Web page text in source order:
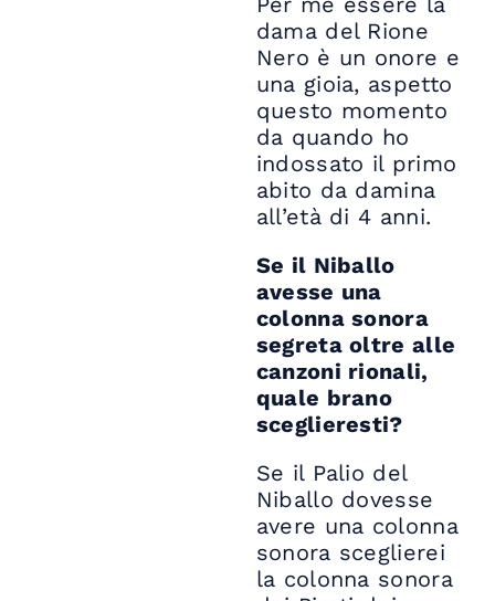
dama del Rione
Nero è un onore e
una gioia, aspetto
questo momento
da quando ho
indossato il primo
abito da damina
all’età di 4 anni.
Se il Niballo
avesse una
colonna sonora
segreta oltre alle
canzoni rionali,
quale brano
sceglieresti?
Se il Palio del
Niballo dovesse
avere una colonna
sonora sceglierei
la colonna sonora